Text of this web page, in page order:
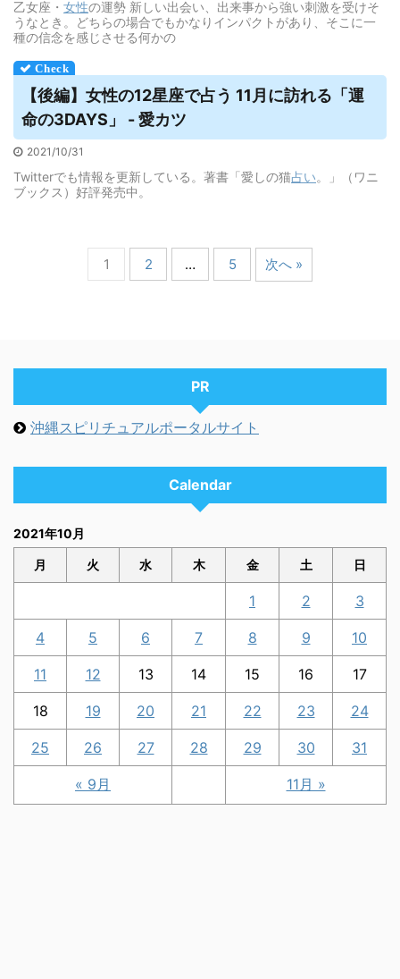
乙女座・ 女性の運勢 新しい出会い、出来事から強い刺激を受けそ
うなとき。どちらの場合でもかなりインパクトがあり、そこに一
種の信念を感じさせる何かの
【後編】女性の12星座で占う 11月に訪れる「運
命の3DAYS」 - 愛カツ
2021/10/31
Twitterでも情報を更新している。著書「愛しの猫占い。」（ワニ
ブックス）好評発売中。
1 2 … 5 次へ »
PR
沖縄スピリチュアルポータルサイト
Calendar
2021年10月
月 火 水 木 金 土 日
« 9月 11月 »
1 2 3
4 5 6 7 8 9 10
11 12 13 14 15 16 17
18 19 20 21 22 23 24
25 26 27 28 29 30 31